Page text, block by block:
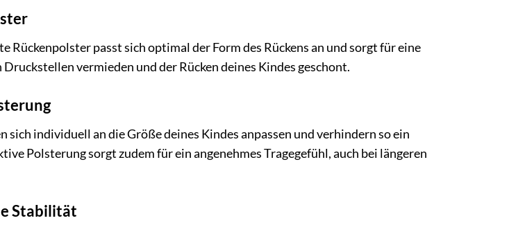
Rückenpolster passt sich optimal der Form des Rückens an und sorgt für eine
vermieden und der Rücken deines Kindes geschont.
individuell an die Größe deines Kindes anpassen und verhindern so ein
Polsterung sorgt zudem für ein angenehmes Tragegefühl, auch bei längeren
Stabilität